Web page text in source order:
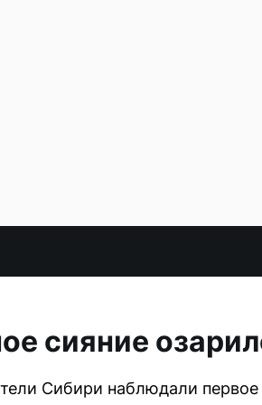
сияние
Сибири наблюдали